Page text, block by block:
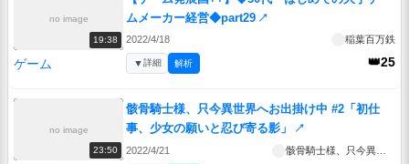
no image
19:38
ムメーカー経営◆part29 ↗
2022/4/18 稲葉百万鉄
ゲーム 👑25
▼詳細 解析
no image
23:50
骸骨騎士様、只今異世界へお出掛け中 #2「初仕
事、少女の願いと忍び寄る影」
↗
2022/4/21